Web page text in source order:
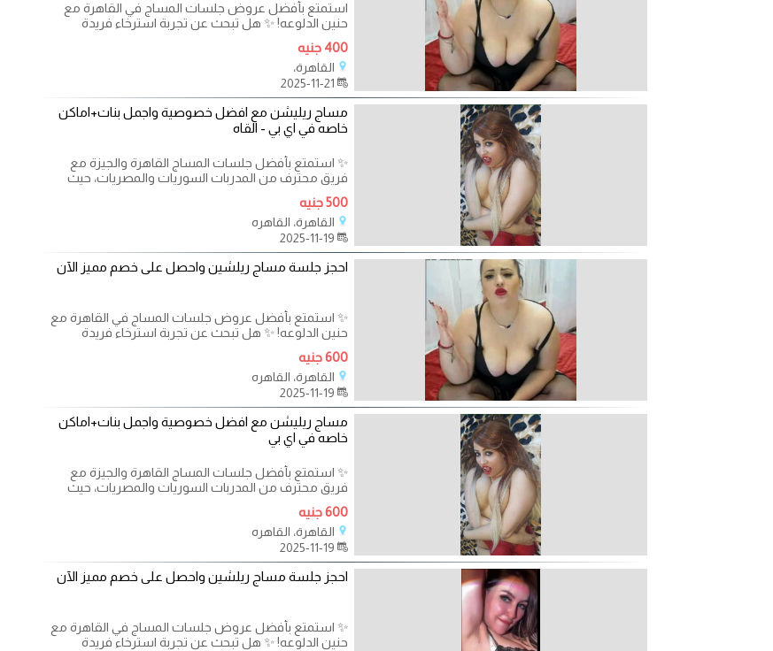
استمتع بأفضل عروض جلسات المساج في القاهرة مع
حنين الدلوعه! ✨ هل تبحث عن تجربة استرخاء فريدة
400 جنيه
القاهرة،
مساج ريليشن مع افضل خصوصية واجمل بنات+اماكن
خاصه في اي بي - القاه
✨ استمتع بأفضل جلسات المساج القاهرة والجيزة مع
فريق محترف من المدربات السوريات والمصريات، حيث
500 جنيه
القاهرة، القاهره
احجز جلسة مساج ريلشين واحصل على خصم مميز الآن
✨ استمتع بأفضل عروض جلسات المساج في القاهرة مع
حنين الدلوعه! ✨ هل تبحث عن تجربة استرخاء فريدة
600 جنيه
القاهرة، القاهره
مساج ريليشن مع افضل خصوصية واجمل بنات+اماكن
خاصه في اي بي
✨ استمتع بأفضل جلسات المساج القاهرة والجيزة مع
فريق محترف من المدربات السوريات والمصريات، حيث
600 جنيه
القاهرة، القاهره
احجز جلسة مساج ريلشين واحصل على خصم مميز الآن
✨ استمتع بأفضل عروض جلسات المساج في القاهرة مع
حنين الدلوعه! ✨ هل تبحث عن تجربة استرخاء فريدة